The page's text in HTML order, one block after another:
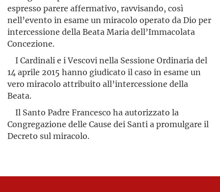
espresso parere affermativo, ravvisando, così
nell’evento in esame un miracolo operato da Dio per
intercessione della Beata Maria dell’Immacolata
Concezione.
I Cardinali e i Vescovi nella Sessione Ordinaria del
14 aprile 2015 hanno giudicato il caso in esame un
vero miracolo attribuito al­l’intercessione della
Beata.
Il Santo Padre Francesco ha autorizzato la
Congregazione delle Cause dei Santi a promulgare il
Decreto sul miracolo.